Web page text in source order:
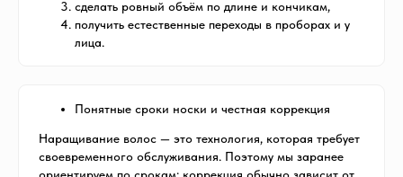
сделать ровный объём по длине и кончикам,
получить естественные переходы в проборах и у
лица.
Понятные сроки носки и честная коррекция
Наращивание волос — это технология, которая требует
своевременного обслуживания. Поэтому мы заранее